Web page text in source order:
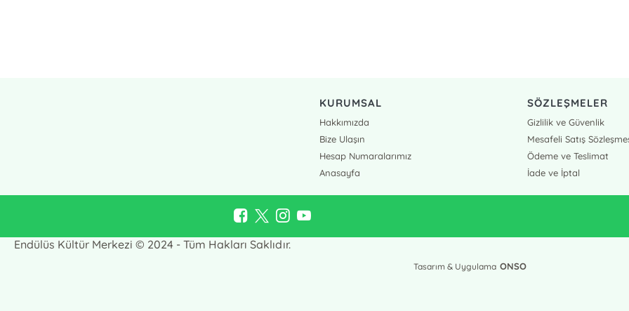
KURUMSAL
Hakkımızda
Bize Ulaşın
Hesap Numaralarımız
Anasayfa
SÖZLEŞMELER
Gizlilik ve Güvenlik
Mesafeli Satış
Ödeme ve Teslimat
İade ve İptal
Endülüs Kültür Merkezi © 2024 - Tüm Hakları Saklıdır.
Tasarım & Uygulama ONSO